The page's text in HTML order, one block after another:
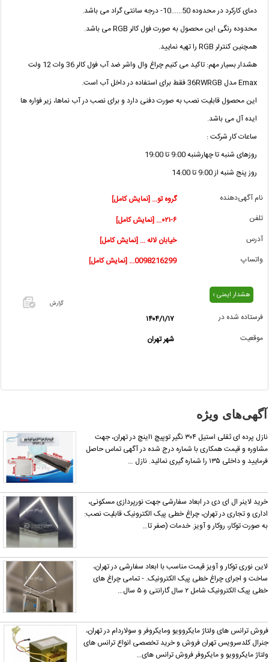
دمای کارکرد در محدوده 50......10- درجه سانتی گراد می باشد.
محدوده رنگی این محصول به صورت فول کالر RGB می باشد.
همچنین کنترلر RGB را تهیه نمایید.
هشدار بسیار مهم: تاکید می کنیم چراغ وال واشر ضد آب فول کالر 36 وات 12 ولت
Emax مدل 36RWRGB فقط برای استفاده در داخل آب است.
این محصول قابلیت نصب به صورت دفنی دارد و برای نصب در آب نماها، زیر فواره ها
ایده آل می باشد.
ساعات کار شرکت :
روزهای شنبه تا چهارشنبه 9:00 تا 19:00
روز پنج شنبه از 9:00 تا 14:00
نام آگهی‌دهنده
گروه تو... [نمایش کامل]
تلفن
۰۲۱-۶... [نمایش کامل]
آدرس
خیابان لاله ... [نمایش کامل]
واتساپ
0098216299... [نمایش کامل]
هشدار ایمنی ›
گزارش
گزارش
فرستاده شده در
۱۴۰۴/۱/۱۷
موقعیت
شهر تهران
آگهی‌های ویژه
نازل پرده ای ثقلی استیل ۳۰۴ نگیر توپیچ ۱اینچ در تهران، جهت
مشاوره و قیمت همکاری با شماره درج شده در آگهی تماس حاصل
فرمایید و داخلی ۱۳۵ را شماره گیری نمائید. نازل …
خرید لاینر ال ای دی در ابعاد سفارشی جهت نورپردازی مسکونی،
اداری و تجاری در تهران، چراغ خطی پیک الکترونیک قابلیت نصب:
به صورت توکار، روکار و آویز. خدمات (صفر تا…
لاین نوری توکار و آویز قیمت مناسب با ابعاد سفارشی در تهران،
ساخت و اجرای چراغ خطی پیک الکترونیک. - تمامی چراغ های
خطی پیک الکترونیک شامل ۲ سال گارانتی و ۵ سال…
ترانس های ولتاژ مایکروویو ومایکروفر و سولاردام در تهران،
کلدسرویس تهران فروش و خرید تخصصی انواع ترانس های
مایکروویو و مایکروفر فروش ترانس های…